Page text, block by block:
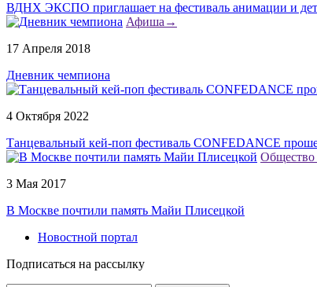
ВДНХ ЭКСПО приглашает на фестиваль анимации и
Афиша →
17 Апреля 2018
Дневник чемпиона
4 Октября 2022
Танцевальный кей-поп фестиваль CONFEDANCE
Общество
3 Мая 2017
В Москве почтили память Майи Плисецкой
Новостной портал
Подписаться на рассылку